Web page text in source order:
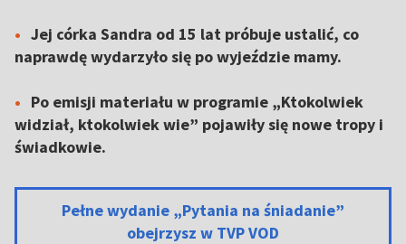
Jej córka Sandra od 15 lat próbuje ustalić, co
naprawdę wydarzyło się po wyjeździe mamy.
Po emisji materiału w programie „Ktokolwiek
widział, ktokolwiek wie” pojawiły się nowe tropy i
świadkowie.
Pełne wydanie „Pytania na śniadanie”
obejrzysz w TVP VOD